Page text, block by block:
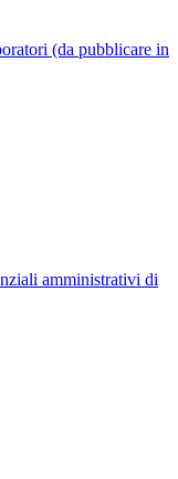
(da pubblicare in
amministrativi di